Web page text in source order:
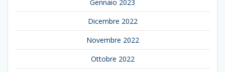
Gennaio 2023
Dicembre 2022
Novembre 2022
Ottobre 2022